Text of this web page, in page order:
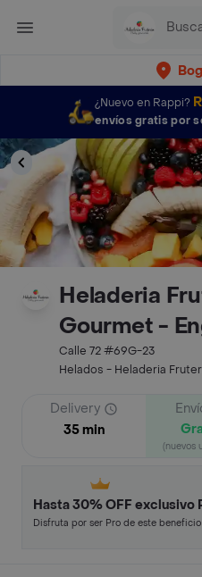
¿Nuevo en Rappi?
envíos gratis por
Heladeria
Gourmet -
Calle 72 #69G-23
Helados - Heladeria
Delivery
35 min
(nuevos
Hasta 30% OFF exclusivo
Disfruta por ser Pro de este beneficio